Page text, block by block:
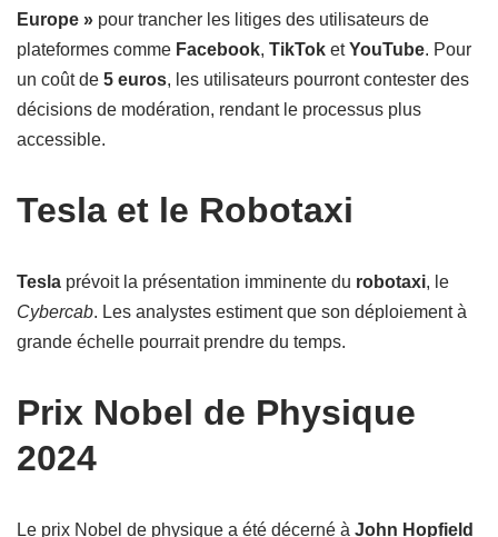
Europe » pour trancher les litiges des utilisateurs de
plateformes comme Facebook, TikTok etYouTube. Pour
un coût de 5 euros, les utilisateurs pourront contester des
décisions de modération, rendant le processus plus
accessible.
Tesla et le Robotaxi
Tesla prévoit la présentation imminente du robotaxi, le
Cybercab. Les analystes estiment que son déploiement à
grande échelle pourrait prendre du temps.
Prix Nobel de Physique
2024
Le prix Nobel de physique a été décerné à John Hopfield